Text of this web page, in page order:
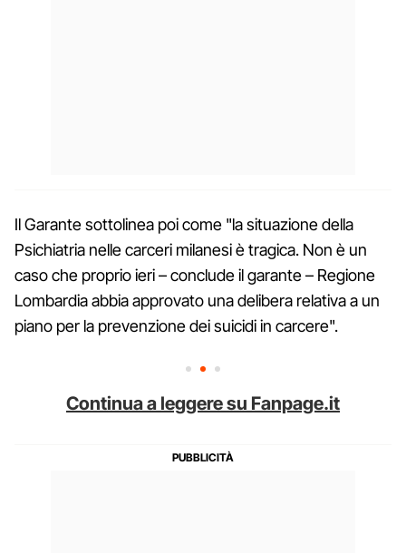
Il Garante sottolinea poi come "la situazione della
Psichiatria nelle carceri milanesi è tragica. Non è un
caso che proprio ieri – conclude il garante – Regione
Lombardia abbia approvato una delibera relativa a un
piano per la prevenzione dei suicidi in carcere".
Continua a leggere su Fanpage.it